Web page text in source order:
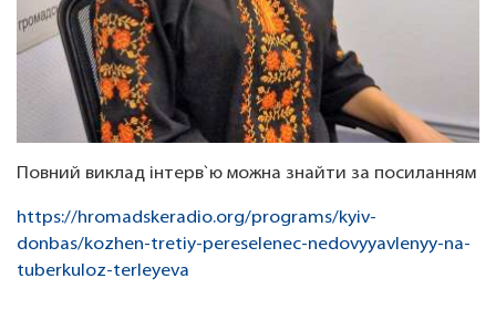
Повний виклад інтерв`ю можна знайти за посиланням
https://hromadskeradio.org/programs/kyiv-
donbas/kozhen-tretiy-pereselenec-nedovyyavlenyy-na-
tuberkuloz-terleyeva